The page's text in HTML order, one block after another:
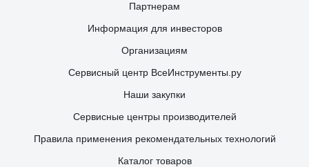
Партнерам
Информация для инвесторов
Организациям
Сервисный центр ВсеИнструменты.ру
Наши закупки
Сервисные центры производителей
Правила применения рекомендательных технологий
Каталог товаров